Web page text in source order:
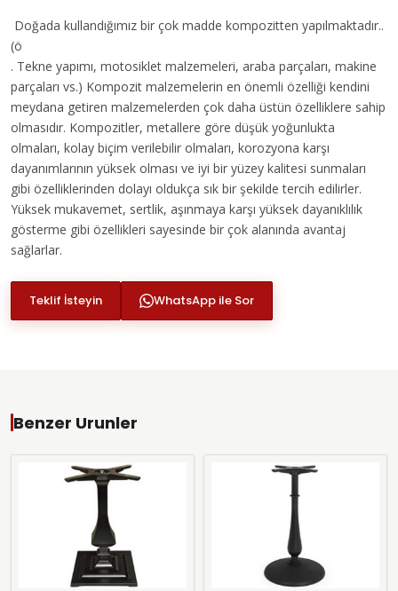
Doğada kullandığımız bir çok madde kompozitten yapılmaktadır..
(ö
. Tekne yapımı, motosiklet malzemeleri, araba parçaları, makine
parçaları vs.) Kompozit malzemelerin en önemli özelliği kendini
meydana getiren malzemelerden çok daha üstün özelliklere sahip
olmasıdır. Kompozitler, metallere göre düşük yoğunlukta
olmaları, kolay biçim verilebilir olmaları, korozyona karşı
dayanımlarının yüksek olması ve iyi bir yüzey kalitesi sunmaları
gibi özelliklerinden dolayı oldukça sık bir şekilde tercih edilirler.
Yüksek mukavemet, sertlik, aşınmaya karşı yüksek dayanıklılık
gösterme gibi özellikleri sayesinde bir çok alanında avantaj
sağlarlar.
Teklif İsteyin WhatsApp ile Sor
Benzer Urunler